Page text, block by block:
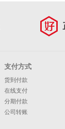
支付方式
货到付款
在线支付
分期付款
公司转账